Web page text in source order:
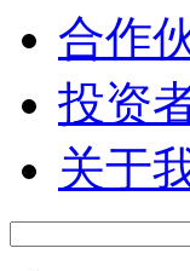
合作
投资
关于